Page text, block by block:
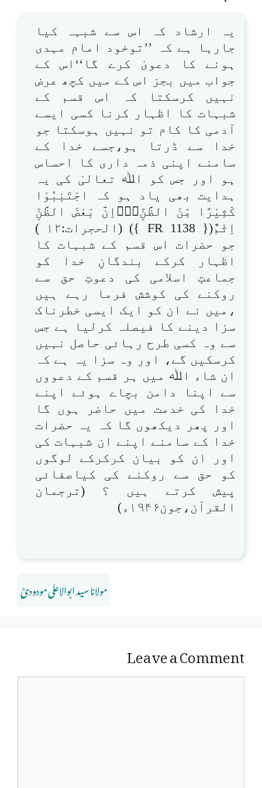
یہ ارشاد کہ اس سے شبہہ کیا
جارہا ہے کہ ’’توخود امام مہدی
ہونے کا دعویٰ کرے گا‘‘اس کے
جواب میں بجز اس کے میں کچھ عرض
نہیں کرسکتا کہ اس قسم کے
شبہات کا اظہار کرنا کسی ایسے
آدمی کا کام تو نہیں ہوسکتا جو
خدا سے ڈرتا ہو،جسے خدا کے
سامنے اپنی ذمہ داری کا احساس
ہو اور جس کو اﷲ تعالیٰ کی یہ
ہدایت بھی یاد ہو کہ اجْتَنِبُوْا
كَثِيْرًا مِّنَ الظَّنِّ۝۰ۡاِنَّ بَعْضَ الظَّنِّ
اِثْمٌ({ FR 1138 }) (الحجرات:۱۲ )
جو حضرات اس قسم کے شبہات کا
اظہار کرکے بندگانِ خدا کو
جماعتِ اسلامی کی دعوتِ حق سے
روکنے کی کوشش فرما رہے ہیں
،میں نے ان کو ایک ایسی خطرناک
سزا دینے کا فیصلہ کرلیا ہے جس
سے وہ کسی طرح رہائی حاصل نہیں
کرسکیں گے، اور وہ سزا یہ ہے کہ
ان شاء اﷲ میں ہر قسم کے دعووں
سے اپنا دامن بچاے ہوئے اپنے
خدا کی خدمت میں حاضر ہوں گا
اور پھر دیکھوں گا کہ یہ حضرات
خدا کے سامنے اپنے ان شبہات کی
اور ان کو بیان کرکرکے لوگوں
کو حق سے روکنے کی کیاصفائی
پیش کرتے ہیں ؟ (ترجمان
القرآن،جون۱۹۴۶ء)
مولانا سید ابوالاعلی مودودیؒ
Leave a Comment